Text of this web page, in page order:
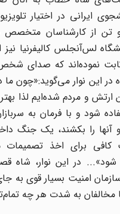
ایرانی در اختیار
از کارشناسان متخصص در
لس‌آنجلس کالیفرنیا نیز
نموده‌اند که صدای شخص
این نوار می‌گوید:«چون
و مردم شده‌ایم لذا
شود و با فرمان به
را بکشند، یک جنگ
برای اخذ تصمیمات
در این نوار، شاه
امنیت بسیار قوی به جای
مخالفان به شدت هر چه تمام‌تر